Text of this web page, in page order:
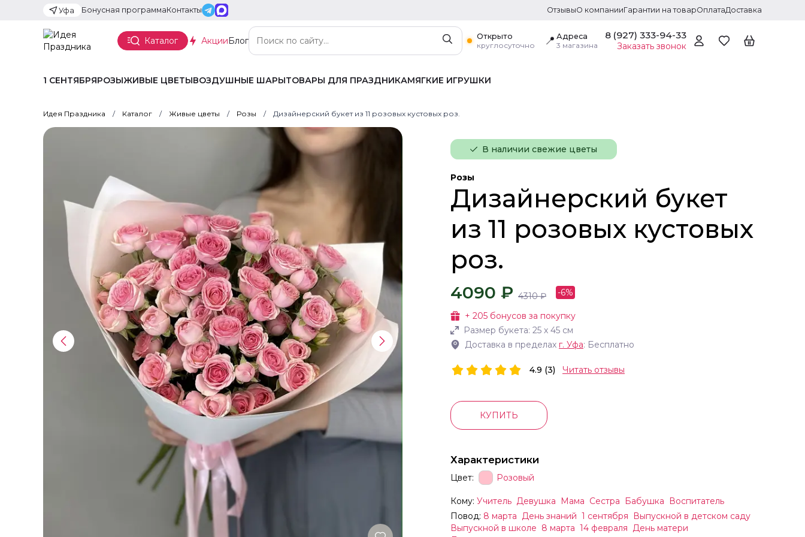
Уфа Бонусная программаКонтакты ОтзывыО компанииГарантии на товарОплатаДоставка
Каталог АкцииБлог
Открыто
круглосуточно
📍 Адреса
3 магазина
8 (927) 333-94-33
Заказать звонок
1 СЕНТЯБРЯРОЗЫЖИВЫЕ ЦВЕТЫВОЗДУШНЫЕ ШАРЫТОВАРЫ ДЛЯ ПРАЗДНИКАМЯГКИЕ ИГРУШКИ
Идея Праздника Каталог Живые цветы Розы Дизайнерский букет из 11 розовых кустовых роз.
В наличии свежие цветы
Розы
Дизайнерский букет
из 11 розовых кустовых
роз.
4090 ₽ 4310₽ -6%
+ 205 бонусов за покупку
Размер букета: 25 х 45 см
Доставка в пределах г. Уфа: Бесплатно
4.9 (3) Читать отзывы
КУПИТЬ
Характеристики
Цвет: Розовый
Кому: Учитель Девушка Мама Сестра Бабушка
Воспитатель
Повод: 8 марта День знаний 1 сентября
Выпускной в детском саду
Выпускной в школе 8 марта 14 февраля День матери